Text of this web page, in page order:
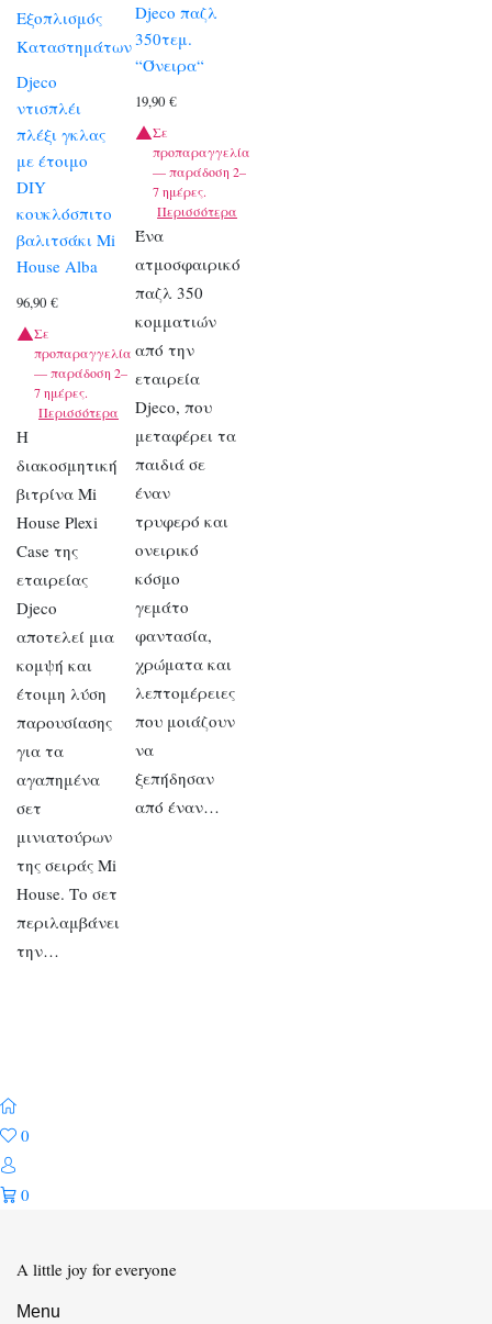
Εξοπλισμός
Καταστημάτων
Djeco
ντισπλέι
πλέξι γκλας
με έτοιμο
DIY
κουκλόσπιτο
βαλιτσάκι Mi
House Alba
96,90 €
Σε
προπαραγγελία
— παράδοση 2–
7 ημέρες.
Περισσότερα
Η
διακοσμητική
βιτρίνα Mi
House Plexi
Case της
εταιρείας
Djeco
αποτελεί μια
κομψή και
έτοιμη λύση
παρουσίασης
για τα
αγαπημένα
σετ
μινιατούρων
της σειράς Mi
House. Το σετ
περιλαμβάνει
την…
Djeco παζλ
350τεμ.
“Όνειρα“
19,90€
Σε
προπαραγγελία
— παράδοση 2–
7 ημέρες.
Περισσότερα
Ένα
ατμοσφαιρικό
παζλ 350
κομματιών
από την
εταιρεία
Djeco, που
μεταφέρει τα
παιδιά σε
έναν
τρυφερό και
ονειρικό
κόσμο
γεμάτο
φαντασία,
χρώματα και
λεπτομέρειες
που μοιάζουν
να
ξεπήδησαν
από έναν…
0
0
A little joy for everyone
Menu